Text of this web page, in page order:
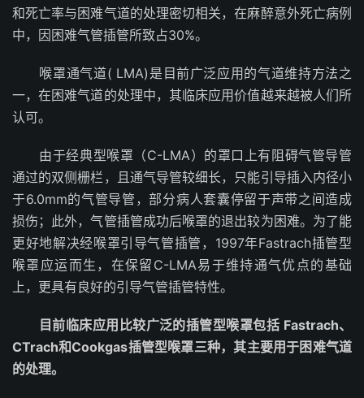
和死亡率与困难气道的处理密切相关，在麻醉意外死亡病例
中，因困难气管插管所致占30%。
喉罩通气道( LMA)是目前广泛应用的气道维持方法之
一，在困难气道的处理中，其临床应用价值越来越被人们所
认可。
由于经典型喉罩（C-LMA）的罩口上有阻碍气管导管
通过的双侧栅栏，且通气导管较细长，只能引导插入内径小
于6.0mm的气管导管，部分病人套囊停留于声带之间造成
损伤；此外，气管插管成功后喉罩的退出较为困难。为了能
更好地解决经喉罩引导气管插管，1997年Fastrach插管型
喉罩应运而生，在保留C-LMA易于维持通气优点的基础
上，更具有良好的引导气管插管特性。
目前临床应用比较广泛的插管型喉罩包括 Fastrach、
CTrach和Cookgas插管型喉罩三种，其主要用于困难气道
的处理。